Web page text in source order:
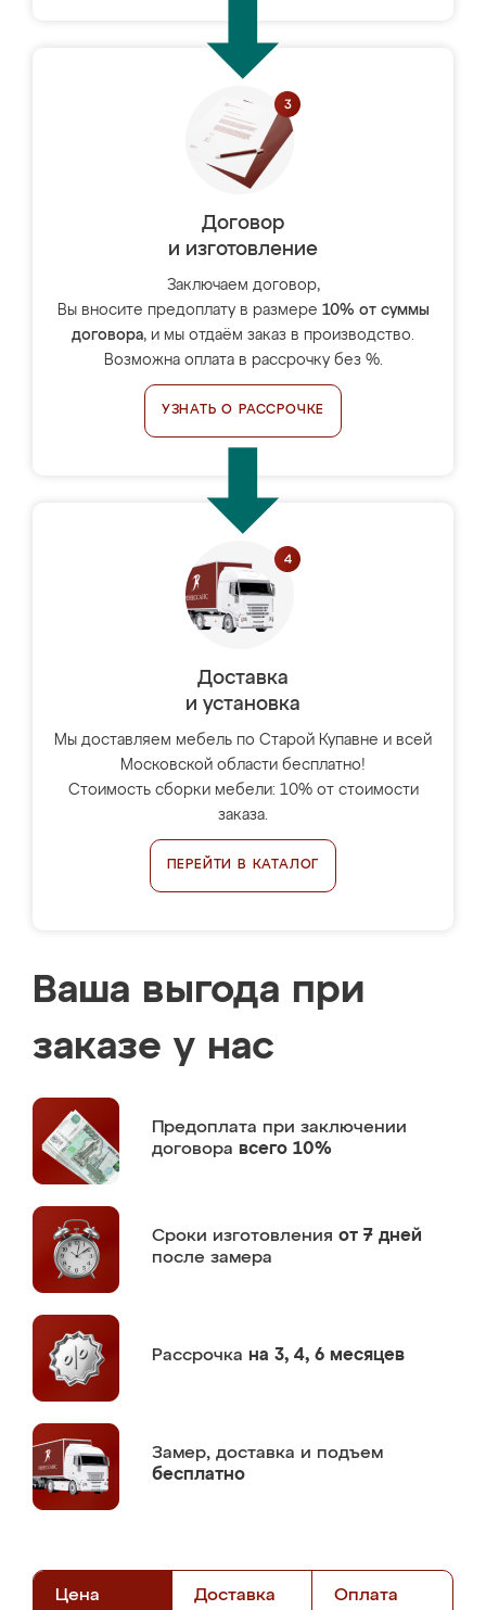
Договор
и изготовление
Заключаем договор,
Вы вносите предоплату в размере 10% от суммы
договора, и мы отдаём заказ в производство.
Возможна оплата в рассрочку без %.
УЗНАТЬ О РАССРОЧКЕ
Доставка
и установка
Мы доставляем мебель по Старой Купавне и всей
Московской области бесплатно!
Стоимость сборки мебели: 10% от стоимости
заказа.
ПЕРЕЙТИ В КАТАЛОГ
Ваша выгода при
заказе у нас
Предоплата при заключении
договора всего 10%
Сроки изготовления от 7 дней
после замера
Рассрочка на 3, 4, 6 месяцев
Замер, доставка и подъем
бесплатно
Цена Доставка Оплата